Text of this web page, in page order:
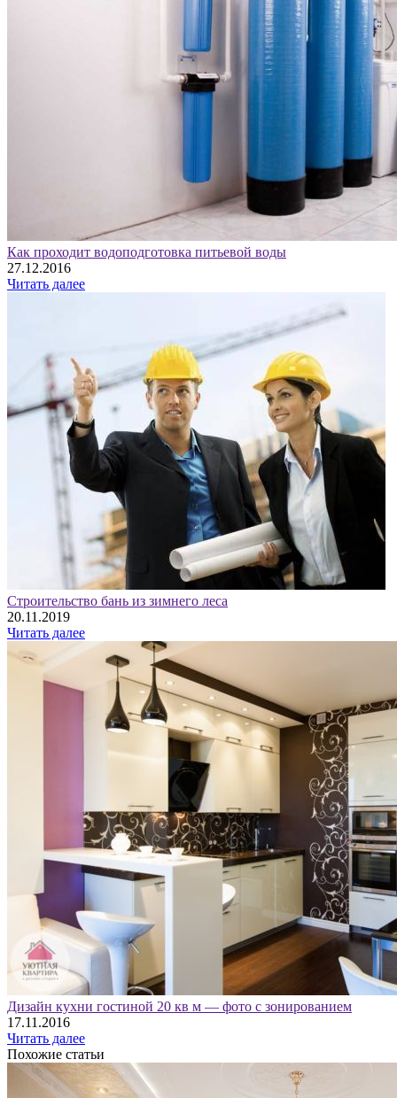
Как проходит водоподготовка питьевой воды
27.12.2016
Читать далее
Строительство бань из зимнего леса
20.11.2019
Читать далее
Дизайн кухни гостиной 20 кв м — фото с зонированием
17.11.2016
Читать далее
Похожие статьи